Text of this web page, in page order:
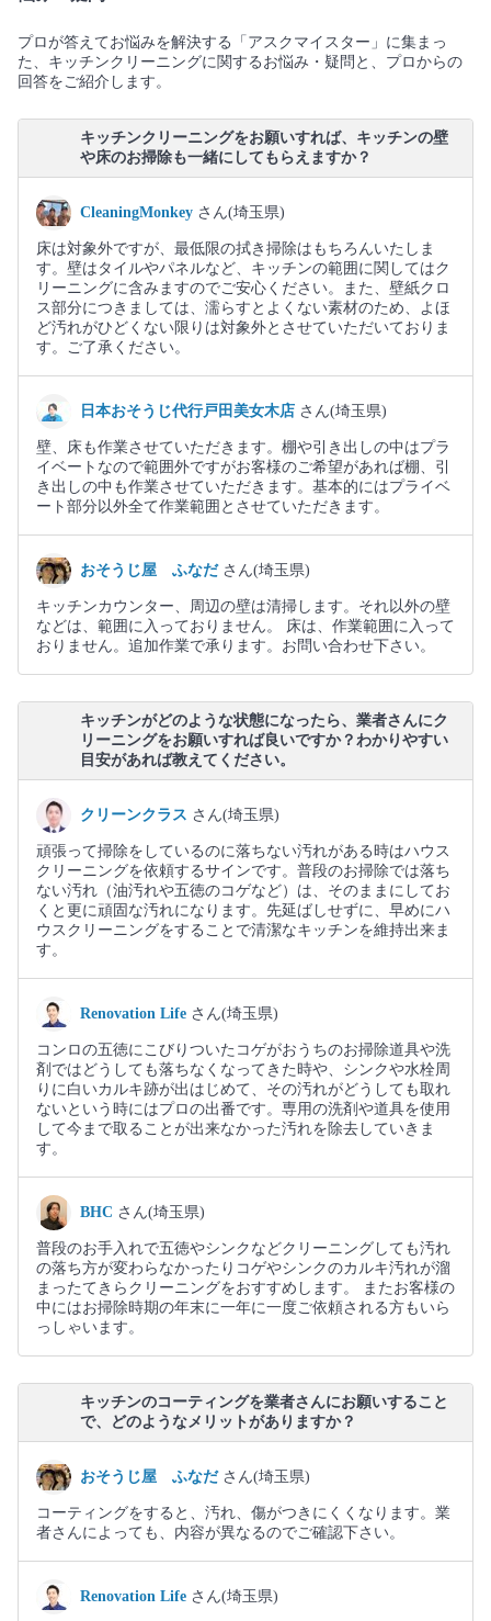
プロが答えてお悩みを解決する「アスクマイスター」に集まっ
た、キッチンクリーニングに関するお悩み・疑問と、プロからの
回答をご紹介します。
キッチンクリーニングをお願いすれば、キッチンの壁
や床のお掃除も一緒にしてもらえますか？
CleaningMonkey さん(埼玉県)
床は対象外ですが、最低限の拭き掃除はもちろんいたしま
す。壁はタイルやパネルなど、キッチンの範囲に関してはク
リーニングに含みますのでご安心ください。また、壁紙クロ
ス部分につきましては、濡らすとよくない素材のため、よほ
ど汚れがひどくない限りは対象外とさせていただいておりま
す。ご了承ください。
日本おそうじ代行戸田美女木店 さん(埼玉県)
壁、床も作業させていただきます。棚や引き出しの中はプラ
イベートなので範囲外ですがお客様のご希望があれば棚、引
き出しの中も作業させていただきます。基本的にはプライベ
ート部分以外全て作業範囲とさせていただきます。
おそうじ屋 ふなだ さん(埼玉県)
キッチンカウンター、周辺の壁は清掃します。それ以外の壁
などは、範囲に入っておりません。 床は、作業範囲に入って
おりません。追加作業で承ります。お問い合わせ下さい。
キッチンがどのような状態になったら、業者さんにク
リーニングをお願いすれば良いですか？わかりやすい
目安があれば教えてください。
クリーンクラス さん(埼玉県)
頑張って掃除をしているのに落ちない汚れがある時はハウス
クリーニングを依頼するサインです。普段のお掃除では落ち
ない汚れ（油汚れや五徳のコゲなど）は、そのままにしてお
くと更に頑固な汚れになります。先延ばしせずに、早めにハ
ウスクリーニングをすることで清潔なキッチンを維持出来ま
す。
Renovation Life さん(埼玉県)
コンロの五徳にこびりついたコゲがおうちのお掃除道具や洗
剤ではどうしても落ちなくなってきた時や、シンクや水栓周
りに白いカルキ跡が出はじめて、その汚れがどうしても取れ
ないという時にはプロの出番です。専用の洗剤や道具を使用
して今まで取ることが出来なかった汚れを除去していきま
す。
BHC さん(埼玉県)
普段のお手入れで五徳やシンクなどクリーニングしても汚れ
の落ち方が変わらなかったりコゲやシンクのカルキ汚れが溜
まったてきらクリーニングをおすすめします。 またお客様の
中にはお掃除時期の年末に一年に一度ご依頼される方もいら
っしゃいます。
キッチンのコーティングを業者さんにお願いすること
で、どのようなメリットがありますか？
おそうじ屋 ふなだ さん(埼玉県)
コーティングをすると、汚れ、傷がつきにくくなります。業
者さんによっても、内容が異なるのでご確認下さい。
Renovation Life さん(埼玉県)